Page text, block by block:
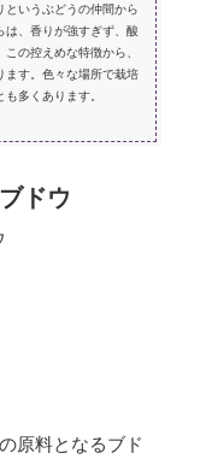
というぶどうの仲間から
は、香りが強すぎず、酸
の控えめな特徴から、
ます。色々な場所で栽培
多くあります。
ドウ
原料となるブド